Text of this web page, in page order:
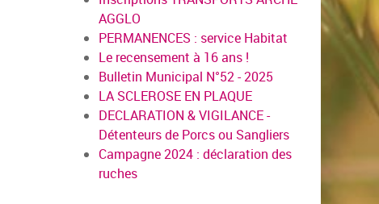
AGGLO
PERMANENCES : service Habitat
Le recensement à 16 ans !
Bulletin Municipal N°52 - 2025
LA SCLEROSE EN PLAQUE
DECLARATION & VIGILANCE -
Détenteurs de Porcs ou Sangliers
Campagne 2024 : déclaration des
ruches